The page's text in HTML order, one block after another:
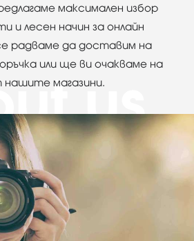
максимален избор
и лесен начин за онлайн
радваме да доставим на
или ще ви очакваме на
нашите магазини.